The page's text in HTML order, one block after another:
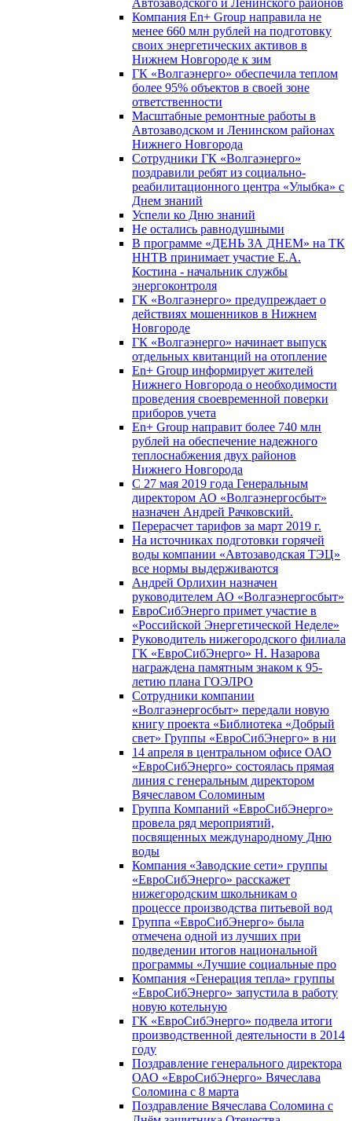
Автозаводского и Ленинского районов
Компания En+ Group направила не
менее 660 млн рублей на подготовку
своих энергетических активов в
Нижнем Новгороде к зим
ГК «Волгаэнерго» обеспечила теплом
более 95% объектов в своей зоне
ответственности
Масштабные ремонтные работы в
Автозаводском и Ленинском районах
Нижнего Новгорода
Сотрудники ГК «Волгаэнерго»
поздравили ребят из социально-
реабилитационного центра «Улыбка» с
Днем знаний
Успели ко Дню знаний
Не остались равнодушными
В программе «ДЕНЬ ЗА ДНЕМ» на ТК
ННТВ принимает участие Е.А.
Костина - начальник службы
энергоконтроля
ГК «Волгаэнерго» предупреждает о
действиях мошенников в Нижнем
Новгороде
ГК «Волгаэнерго» начинает выпуск
отдельных квитанций на отопление
En+ Group информирует жителей
Нижнего Новгорода о необходимости
проведения своевременной поверки
приборов учета
En+ Group направит более 740 млн
рублей на обеспечение надежного
теплоснабжения двух районов
Нижнего Новгорода
С 27 мая 2019 года Генеральным
директором АО «Волгаэнергосбыт»
назначен Андрей Рачковский.
Перерасчет тарифов за март 2019 г.
На источниках подготовки горячей
воды компании «Автозаводская ТЭЦ»
все нормы выдерживаются
Андрей Орлихин назначен
руководителем АО «Волгаэнергосбыт»
ЕвроСибЭнерго примет участие в
«Российской Энергетической Неделе»
Руководитель нижегородского филиала
ГК «ЕвроСибЭнерго» Н. Назарова
награждена памятным знаком к 95-
летию плана ГОЭЛРО
Сотрудники компании
«Волгаэнергосбыт» передали новую
книгу проекта «Библиотека «Добрый
свет» Группы «ЕвроСибЭнерго» в ни
14 апреля в центральном офисе ОАО
«ЕвроСибЭнерго» состоялась прямая
линия с генеральным директором
Вячеславом Соломиным
Группа Компаний «ЕвроСибЭнерго»
провела ряд мероприятий,
посвященных международному Дню
воды
Компания «Заводские сети» группы
«ЕвроСибЭнерго» расскажет
нижегородским школьникам о
процессе производства питьевой вод
Группа «ЕвроСибЭнерго» была
отмечена одной из лучших при
подведении итогов национальной
программы «Лучшие социальные про
Компания «Генерация тепла» группы
«ЕвроСибЭнерго» запустила в работу
новую котельную
ГК «ЕвроСибЭнерго» подвела итоги
производственной деятельности в 2014
году
Поздравление генерального директора
ОАО «ЕвроСибЭнерго» Вячеслава
Соломина с 8 марта
Поздравление Вячеслава Соломина с